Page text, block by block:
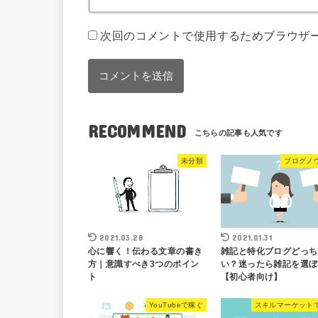
次回のコメントで使用するためブラウザ
RECOMMEND
未分類
2021.03.28
心に響く！伝わる文章の書き
方｜意識すべき3つのポイン
ト
ブログノ
2021.01.31
雑記と特化ブログどっ
い？迷ったら雑記を選ぼ
【初心者向け】
YouTubeで稼ぐ スキルマーケット